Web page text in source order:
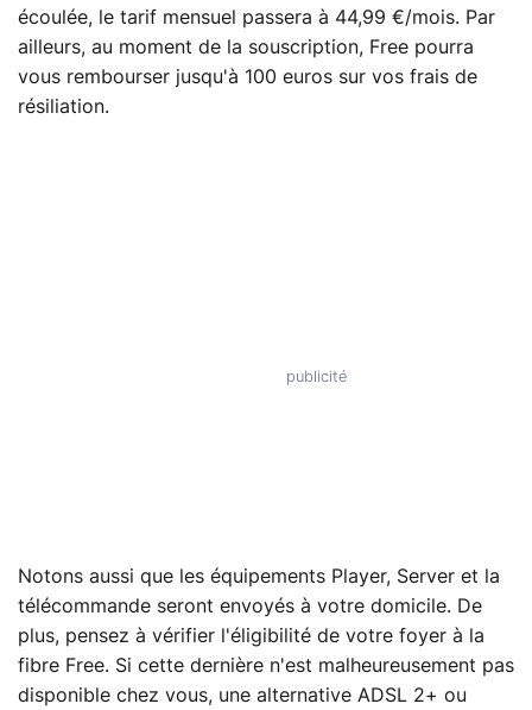
écoulée, le tarif mensuel passera à 44,99 €/mois. Par
ailleurs, au moment de la souscription, Free pourra
vous rembourser jusqu'à 100 euros sur vos frais de
résiliation.
Notons aussi que les équipements Player, Server et la
télécommande seront envoyés à votre domicile. De
plus, pensez à vérifier l'éligibilité de votre foyer à la
fibre Free. Si cette dernière n'est malheureusement pas
disponible chez vous, une alternative ADSL 2+ ou